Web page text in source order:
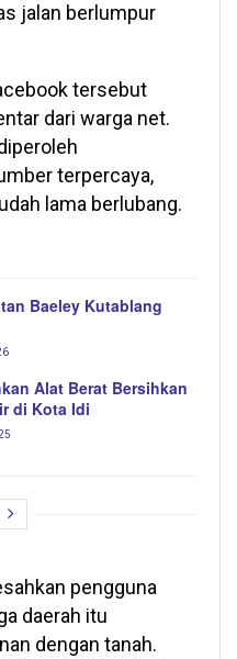
jalan berlumpur
tersebut
dari warga net.
terpercaya,
lama berlubang.
Baeley Kutablang
Alat Berat Bersihkan
di Kota Idi
pengguna
daerah itu
dengan tanah.